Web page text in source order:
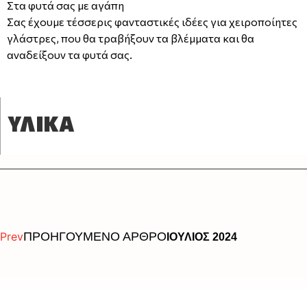
Στα φυτά σας με αγάπη
Σας έχουμε τέσσερις φανταστικές ιδέες για χειροποίητες
γλάστρες, που θα τραβήξουν τα βλέμματα και θα
αναδείξουν τα φυτά σας.
ΥΛΙΚΑ
PrevΠΡΟΗΓΟΥΜΕΝΟ ΑΡΘΡΟ ΙΟΥΛΙΟΣ 2024